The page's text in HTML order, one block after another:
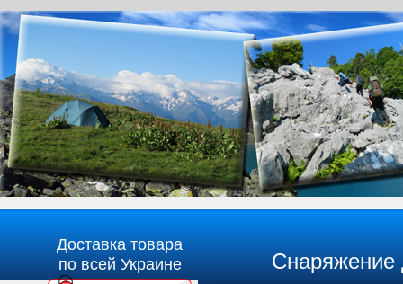
Доставка товара
по всей Украине
Снаряжение